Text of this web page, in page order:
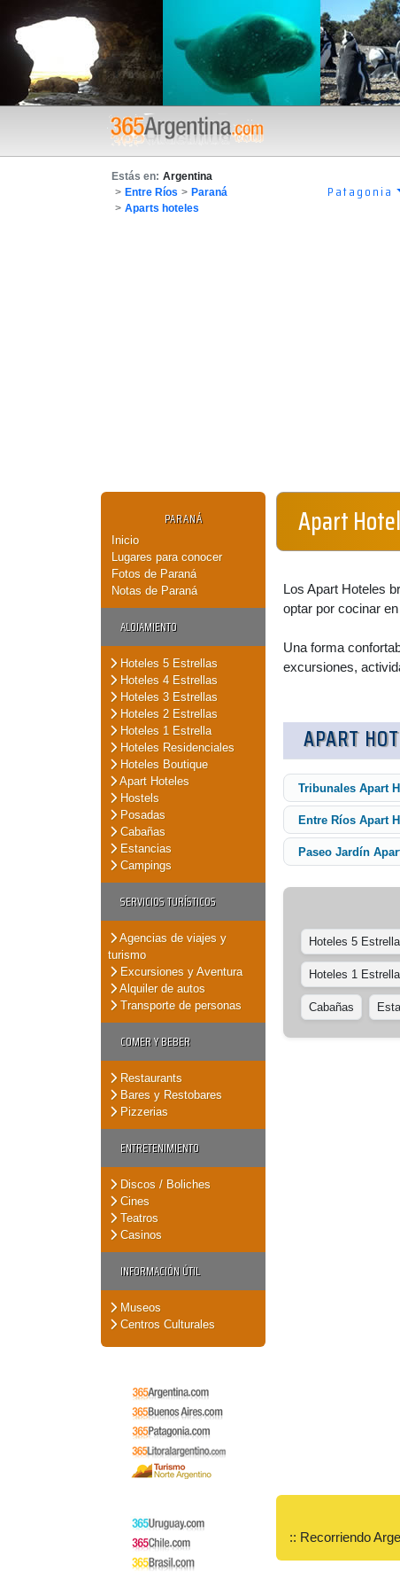
Estás en: Argentina
> Entre Ríos > Paraná
> Aparts hoteles
Patagonia
PARANÁ
Inicio
Lugares para conocer
Fotos de Paraná
Notas de Paraná
ALOJAMIENTO
Hoteles 5 Estrellas
Hoteles 4 Estrellas
Hoteles 3 Estrellas
Hoteles 2 Estrellas
Hoteles 1 Estrella
Hoteles Residenciales
Hoteles Boutique
Apart Hoteles
Hostels
Posadas
Cabañas
Estancias
Campings
SERVICIOS TURÍSTICOS
Agencias de viajes y
turismo
Excursiones y Aventura
Alquiler de autos
Transporte de personas
COMER Y BEBER
Restaurants
Bares y Restobares
Pizzerias
ENTRETENIMIENTO
Discos / Boliches
Cines
Teatros
Casinos
INFORMACIÓN ÚTIL
Museos
Centros Culturales
Apart
Los Apart Hoteles
optar por cocinar
Una forma
excursiones,
APART
Tribunales Apart
Entre Ríos Apart
Paseo Jardín
Hoteles 5
Hoteles 1 Estrella
Cabañas
:: Recorriendo